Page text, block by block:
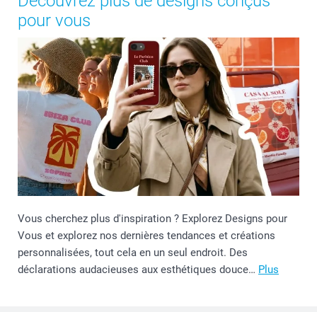
pour vous
Vous cherchez plus d'inspiration ? Explorez Designs pour
Vous et explorez nos dernières tendances et créations
personnalisées, tout cela en un seul endroit. Des
déclarations audacieuses aux esthétiques douce… Plus